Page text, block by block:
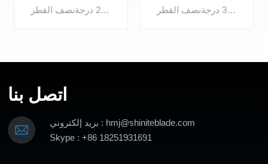
نظام الأداة: نظام أماداالزاوية: 30 درجةنصف القطر: R0.6 ممالارتفاع الفعال: 128 ملمالارتفاع الإجمالي: 158 ملمالحمولة القصوى: 800 كيلو نيوتن/مالمواد: 42CrMo4
يتعلم أكثر
نظام الأداة: نظام أماداالزاوية: 30 درجةنصف القطر: R0.8 ممالارتفاع الفعال: 128 ملمالارتفاع الإجمالي: 158 ملمالحمولة القصوى: 800 كيلو نيوتن/مالمواد: 42CrMo4
اتصل بنا
بريد إلكتروني : hmj@shiniteblade.com
Skype : +86 18251931691